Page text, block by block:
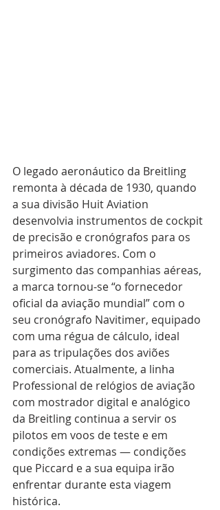
O legado aeronáutico da Breitling
remonta à década de 1930, quando
a sua divisão Huit Aviation
desenvolvia instrumentos de cockpit
de precisão e cronógrafos para os
primeiros aviadores. Com o
surgimento das companhias aéreas,
a marca tornou-se “o fornecedor
oficial da aviação mundial” com o
seu cronógrafo Navitimer, equipado
com uma régua de cálculo, ideal
para as tripulações dos aviões
comerciais. Atualmente, a linha
Professional de relógios de aviação
com mostrador digital e analógico
da Breitling continua a servir os
pilotos em voos de teste e em
condições extremas — condições
que Piccard e a sua equipa irão
enfrentar durante esta viagem
histórica.